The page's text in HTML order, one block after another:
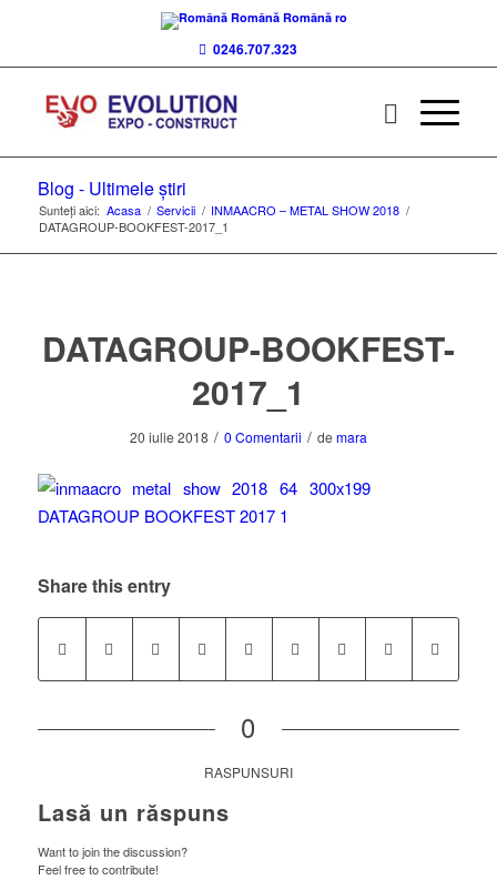
Română Română ro
0246.707.323
Blog - Ultimele știri
Sunteți aici: Acasa / Servicii / INMAACRO – METAL SHOW 2018 /
DATAGROUP-BOOKFEST-2017_1
DATAGROUP-BOOKFEST-
2017_1
20 iulie 2018 / 0 Comentarii / demara
Share this entry
0
RASPUNSURI
Lasă un răspuns
Want to join the discussion?
Feel free to contribute!